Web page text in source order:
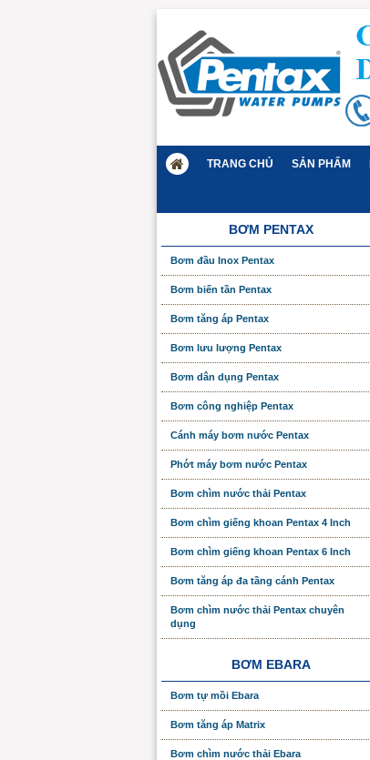
TRANG CHỦ SẢN PHẨM
BƠM PENTAX
Bơm đầu Inox Pentax
Bơm biến tần Pentax
Bơm tăng áp Pentax
Bơm lưu lượng Pentax
Bơm dân dụng Pentax
Bơm công nghiệp Pentax
Cánh máy bơm nước Pentax
Phớt máy bơm nước Pentax
Bơm chìm nước thải Pentax
Bơm chìm giếng khoan Pentax 4 Inch
Bơm chìm giếng khoan Pentax 6 Inch
Bơm tăng áp đa tầng cánh Pentax
Bơm chìm nước thải Pentax chuyên
dụng
BƠM EBARA
Bơm tự mồi Ebara
Bơm tăng áp Matrix
Bơm chìm nước thải Ebara